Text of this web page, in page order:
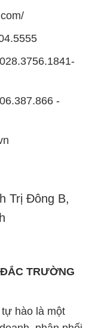
-
Trị Đông B,
TRƯỜNG
hào là một